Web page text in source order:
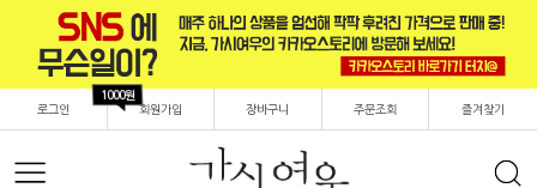
로그인 회원가입
1000원
장바구니 주문조회 즐겨찾기